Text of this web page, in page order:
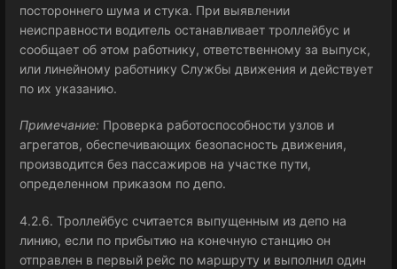
постороннего шума и стука. При выявлении
неисправности водитель останавливает троллейбус и
сообщает об этом работнику, ответственному за выпуск,
или линейному работнику Службы движения и действует
по их указанию.
Примечание: Проверка работоспособности узлов и
агрегатов, обеспечивающих безопасность движения,
производится без пассажиров на участке пути,
определенном приказом по депо.
4.2.6. Троллейбус считается выпущенным из депо на
линию, если по прибытию на конечную станцию он
отправлен в первый рейс по маршруту и выполнил один